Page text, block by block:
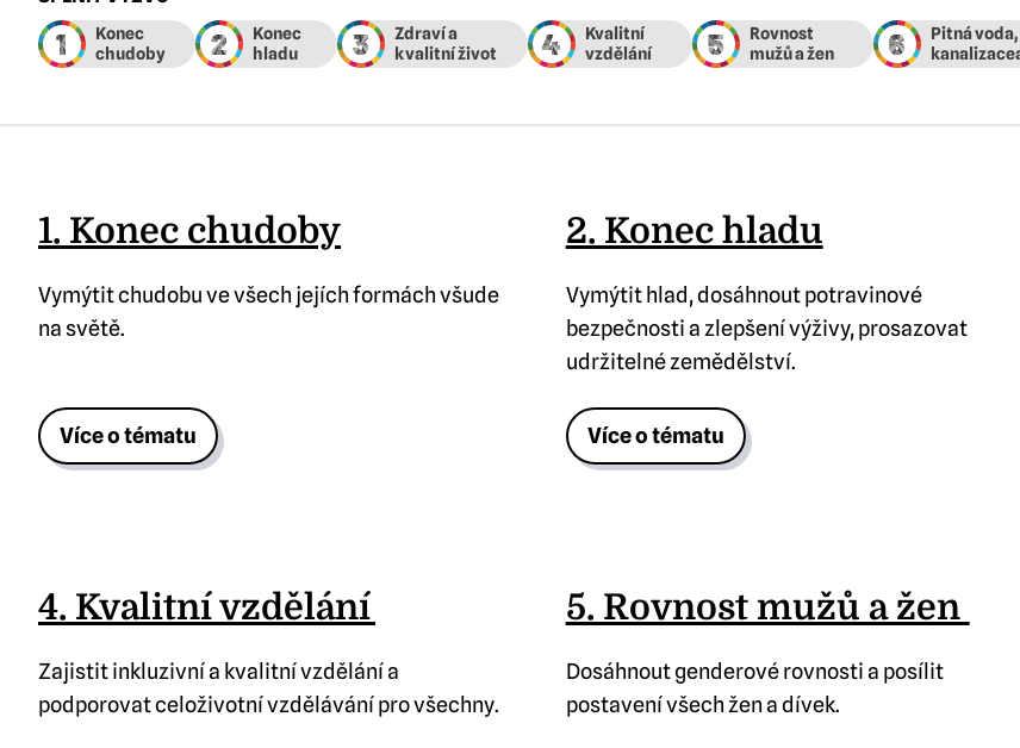
1 2 3 4 5 6
1. Konec chudoby
Vymýtit chudobu ve všech jejích formách všude
na světě.
Více o tématu
2. Konec hladu
Vymýtit hlad, dosáhnout potravinové
bezpečnosti a zlepšení výživy, prosazovat
udržitelné zemědělství.
Více o tématu
4. Kvalitní vzdělání
Zajistit inkluzivní a kvalitní vzdělání a
podporovat celoživotní vzdělávání pro všechny.
5. Rovnost mužů a žen
Dosáhnout genderové rovnosti a posílit
postavení všech žen a dívek.